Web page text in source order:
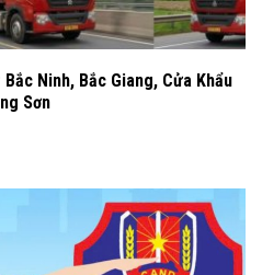
Ninh, Bắc Giang, Cửa Khẩu
Sơn